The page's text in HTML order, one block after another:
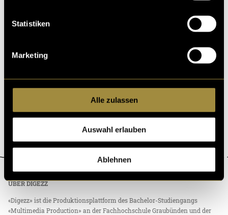
Statistiken
Marketing
Alle zulassen
Auswahl erlauben
Ablehnen
Logodesign für
ÜBER DIGEZZ
«Digezz» ist die Produktionsplattform des Bachelor-Studiengangs
«Multimedia Production» an der Fachhochschule Graubünden und der